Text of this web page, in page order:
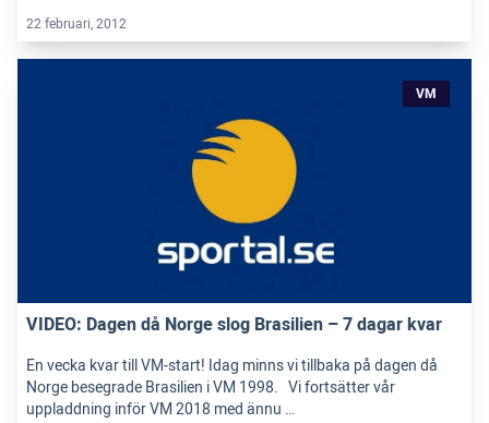
22 februari, 2012
VM
VIDEO: Dagen då Norge slog Brasilien – 7 dagar kvar
En vecka kvar till VM-start! Idag minns vi tillbaka på dagen då
Norge besegrade Brasilien i VM 1998. Vi fortsätter vår
uppladdning inför VM 2018 med ännu …